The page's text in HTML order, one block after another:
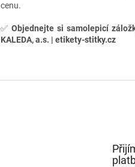
cenu.
✅Objednejte si samolepicí
KALEDA, a.s. | etikety-stitky.cz